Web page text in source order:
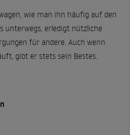
wie man ihn häufig auf den
unterwegs, erledigt nützliche
für andere. Auch wenn
gibt er stets sein Bestes.